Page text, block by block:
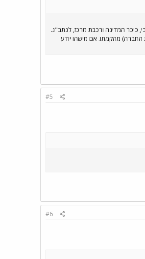
בת"א, דרך יהודה המכבי, כיכר המדינה ורכבת מרכז, לנתב"ג.
החברה) מהקמתו. אם מישהו יודע
#5
#6